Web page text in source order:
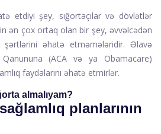
etdiyi şey, sığortaçılar və dövlətlər
ən çox ortaq olan bir şey, əvvəlcədən
şərtlərini əhatə etməmələridir. Əlavə
(ACA və ya Obamacare)
faydalarını əhatə etmirlər.
almalıyam?
planlarının